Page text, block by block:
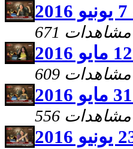
671 مشاهدات
609 مشاهدات
556 مشاهدات